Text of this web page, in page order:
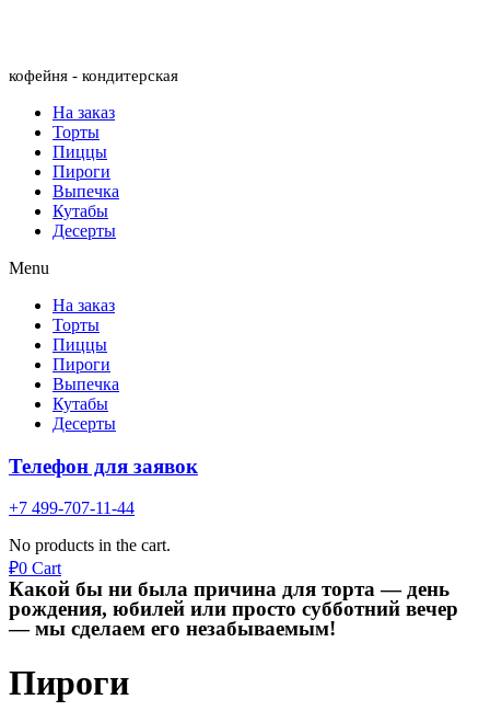
кофейня - кондитерская
На заказ
Торты
Пиццы
Пироги
Выпечка
Кутабы
Десерты
Menu
На заказ
Торты
Пиццы
Пироги
Выпечка
Кутабы
Десерты
Телефон для заявок
+7 499-707-11-44
No products in the cart.
₽0 Cart
Какой бы ни была причина для торта — день
рождения, юбилей или просто субботний вечер
— мы сделаем его незабываемым!
Пироги